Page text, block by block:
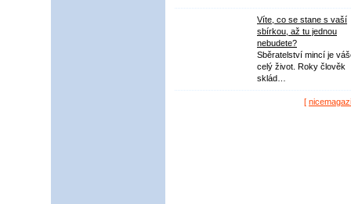
Víte, co se stane s vaší
sbírkou, až tu jednou
nebudete?
Sběratelství mincí je
celý život. Roky člověk
sklád…
[